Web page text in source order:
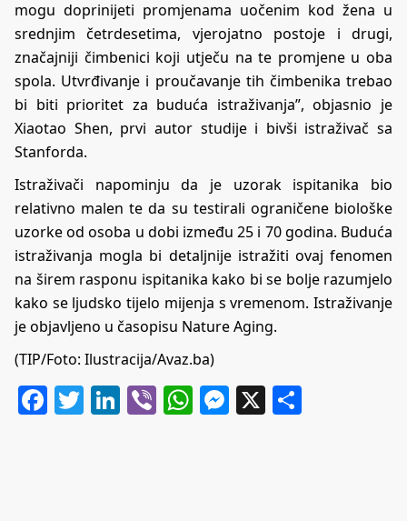
mogu doprinijeti promjenama uočenim kod žena u
srednjim četrdesetima, vjerojatno postoje i drugi,
značajniji čimbenici koji utječu na te promjene u oba
spola. Utvrđivanje i proučavanje tih čimbenika trebao
bi biti prioritet za buduća istraživanja”, objasnio je
Xiaotao Shen, prvi autor studije i bivši istraživač sa
Stanforda.
Istraživači napominju da je uzorak ispitanika bio
relativno malen te da su testirali ograničene biološke
uzorke od osoba u dobi između 25 i 70 godina. Buduća
istraživanja mogla bi detaljnije istražiti ovaj fenomen
na širem rasponu ispitanika kako bi se bolje razumjelo
kako se ljudsko tijelo mijenja s vremenom. Istraživanje
je objavljeno u časopisu Nature Aging.
(TIP/Foto: Ilustracija/Avaz.ba)
Facebook
Twitter
LinkedIn
ViberWhatsApp
Messenger
X